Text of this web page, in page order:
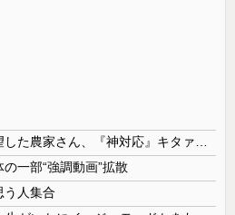
一部“強調動画”拡散
う人集合